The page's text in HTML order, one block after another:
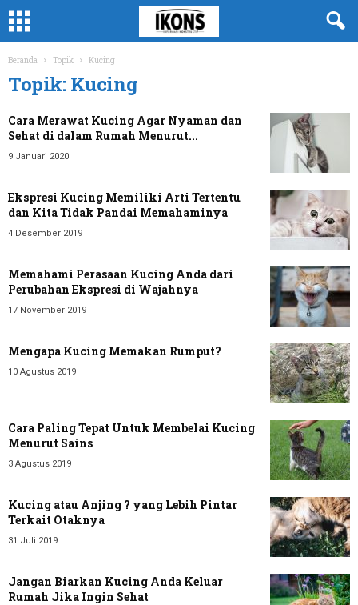
Beranda Topik Kucing
Topik: Kucing
Cara Merawat Kucing Agar Nyaman dan
Sehat di dalam Rumah Menurut...
9 Januari 2020
Ekspresi Kucing Memiliki Arti Tertentu
dan Kita Tidak Pandai Memahaminya
4 Desember 2019
Memahami Perasaan Kucing Anda dari
Perubahan Ekspresi di Wajahnya
17 November 2019
Mengapa Kucing Memakan Rumput?
10 Agustus 2019
Cara Paling Tepat Untuk Membelai Kucing
Menurut Sains
3 Agustus 2019
Kucing atau Anjing ? yang Lebih Pintar
Terkait Otaknya
31 Juli 2019
Jangan Biarkan Kucing Anda Keluar
Rumah Jika Ingin Sehat